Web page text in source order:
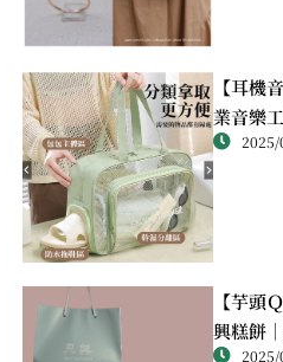
【耳機
業音樂
得 2025/
【芋頭
興糕餅
2025/